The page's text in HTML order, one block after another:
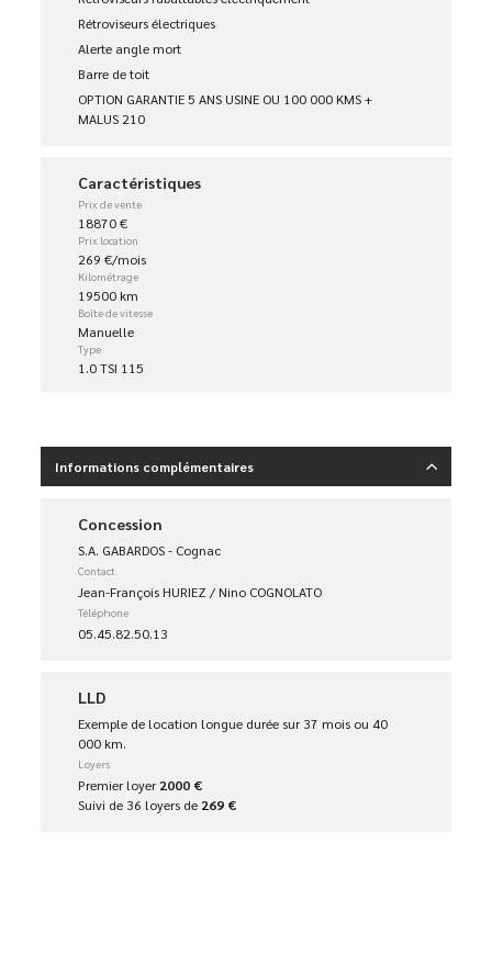
Rétroviseurs électriques
Alerte angle mort
Barre de toit
OPTION GARANTIE 5 ANS USINE OU 100 000 KMS +
MALUS 210
Caractéristiques
Prix de vente
18870 €
Prix location
269 €/mois
Kilométrage
19500 km
Boîte de vitesse
Manuelle
Type
1.0 TSI 115
Informations complémentaires
Concession
S.A. GABARDOS - Cognac
Contact
Jean-François HURIEZ / Nino COGNOLATO
Téléphone
05.45.82.50.13
LLD
Exemple de location longue durée sur 37 mois ou 40
000 km.
Loyers
Premier loyer2000 €
Suivi de 36 loyers de 269 €